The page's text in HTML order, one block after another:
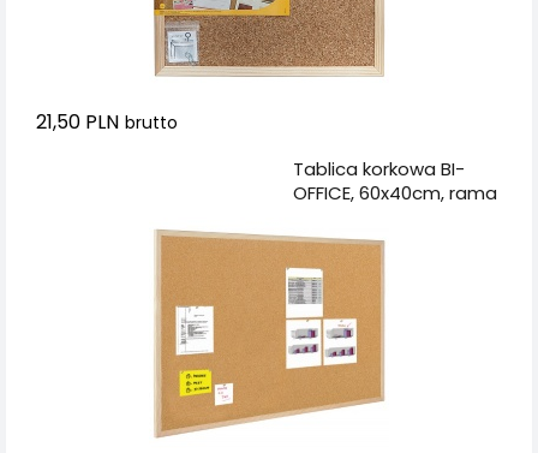
21,50 PLN brutto
Tablica korkowa BI-
OFFICE, 60x40cm, rama